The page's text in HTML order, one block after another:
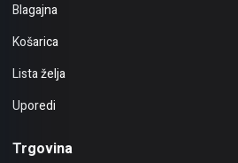
Blagajna
Košarica
Lista želja
Uporedi
Trgovina